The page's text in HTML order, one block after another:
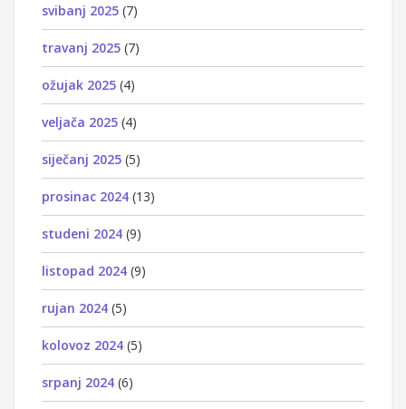
svibanj 2025 (7)
travanj 2025 (7)
ožujak 2025 (4)
veljača 2025 (4)
siječanj 2025 (5)
prosinac 2024 (13)
studeni 2024 (9)
listopad 2024 (9)
rujan 2024 (5)
kolovoz 2024 (5)
srpanj 2024 (6)